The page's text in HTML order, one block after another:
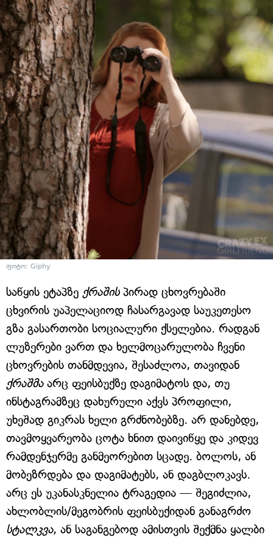
ფოტო: Giphy
საწყის ეტაპზე ქრაშისპირად ცხოვრებაში
ცხვირის უაპელაციოდ ჩასარგავად საუკეთესო
გზა გასართობი სოციალური ქსელებია. რადგან
ლუზერები ვართ და ხელმოცარულობა ჩვენი
ცხოვრების თანმდევია, შესაძლოა, თავიდან
ქრაშმაარც ფეისბუქზე დაგიმატოს და, თუ
ინსტაგრამზეც დახურული აქვს პროფილი,
უხეშად გიკრას ხელი გრძნობებზე. არ დანებდე,
თავმოყვარეობა ცოტა ხნით დაივიწყე და კიდევ
რამდენჯერმე განმეორებით სცადე. ბოლოს, ან
მობეზრდება და დაგიმატებს, ან დაგბლოკავს.
არც ეს უკანასკნელია ტრაგედია — შეგიძლია,
ახლობლის/მეგობრის ფეისბუქიდან განაგრძო
სტალკვა, ან საგანგებოდ ამისთვის შექმნა ყალბი